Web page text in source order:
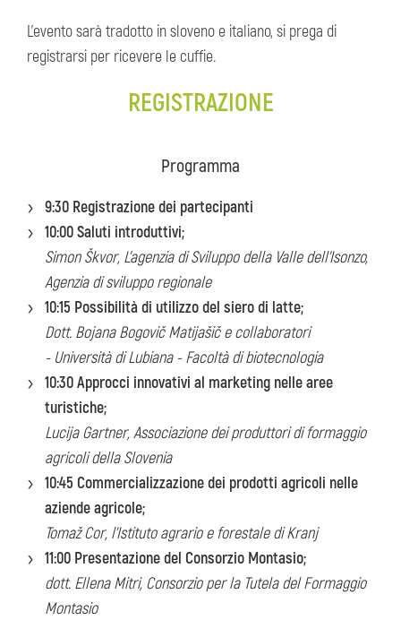
L'evento sarà tradotto in sloveno e italiano, si prega di
registrarsi per ricevere le cuffie.
REGISTRAZIONE
Programma
9:30 Registrazione dei partecipanti
10:00 Saluti introduttivi;
SimonŠkvor, L’agenzia di Sviluppo della Valle dell’Isonzo,
Agenzia di sviluppo regionale
10:15 Possibilità di utilizzo del siero di latte;
Dott. Bojana Bogovič Matijašič e collaboratori
- Università di Lubiana - Facoltà di biotecnologia
10:30 Approcci innovativi al marketing nellearee
turistiche;
Lucija Gartner, Associazione dei produttori di formaggio
agricoli della Slovenia
10:45 Commercializzazione dei prodotti agricoli nelle
aziende agricole;
Tomaž Cor, l'Istituto agrario e forestale di Kranj
11:00 Presentazione del Consorzio Montasio;
dott. Ellena Mitri, Consorzio per la Tutela del Formaggio
Montasio